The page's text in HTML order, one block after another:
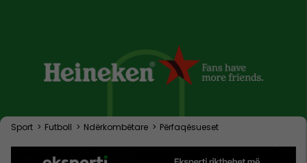
Sport > Futboll > Ndërkombëtare > Përfaqësueset